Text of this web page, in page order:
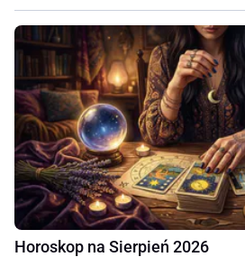
Horoskop na Sierpień 2026